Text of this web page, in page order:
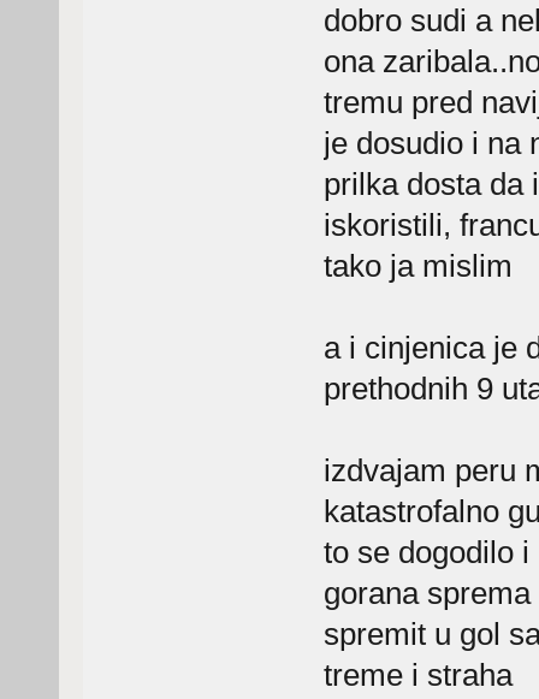
dobro sudi a
ona
tremu pred
je dosudio i na
prilka dosta da
iskoristili,
tako ja mislim
a i cinjenica je
prethodnih 9
izdvajam peru
katastrofalno
to se dogodilo
gorana
spremit u gol
treme i straha